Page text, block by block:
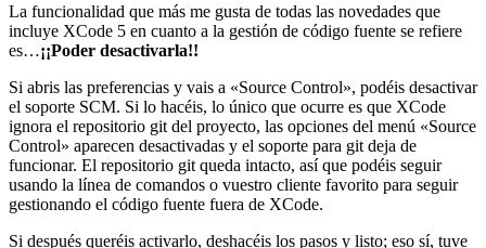
La funcionalidad que más me gusta de todas las novedades que
incluye XCode 5 en cuanto a la gestión de código fuente se refiere
es…¡¡Poder desactivarla!!
Si abris las preferencias y vais a «Source Control», podéis desactivar
el soporte SCM. Si lo hacéis, lo único que ocurre es que XCode
ignora el repositorio git del proyecto, las opciones del menú «Source
Control» aparecen desactivadas y el soporte para git deja de
funcionar. El repositorio git queda intacto, así que podéis seguir
usando la línea de comandos o vuestro cliente favorito para seguir
gestionando el código fuente fuera de XCode.
Si después queréis activarlo, deshacéis los pasos y listo; eso sí, tuve